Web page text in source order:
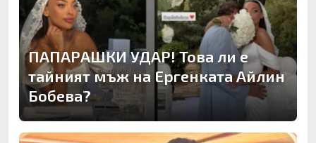
ПАПАРАШКИ УДАР! Това ли е
тайният мъж на Ергенката Айлин
Бобева?